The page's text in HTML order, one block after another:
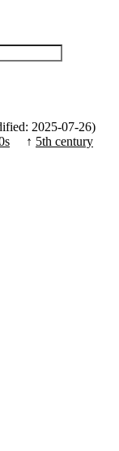
2025-07-26)
↑ 5th century